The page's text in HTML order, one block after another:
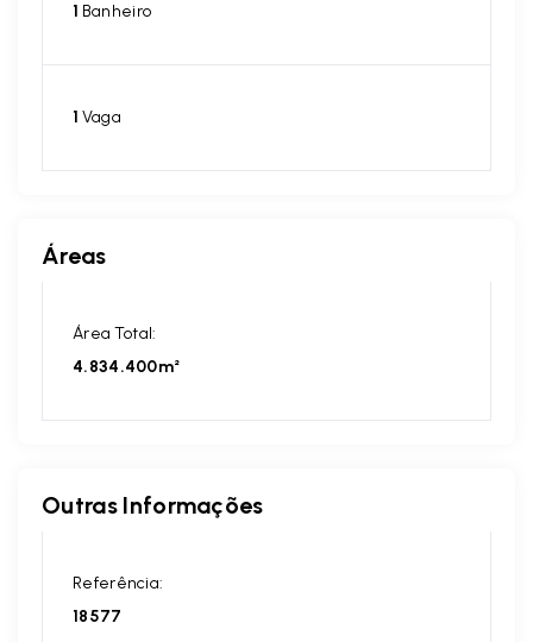
1 Banheiro
1 Vaga
Áreas
Área Total:
4.834.400m²
Outras Informações
Referência:
18577